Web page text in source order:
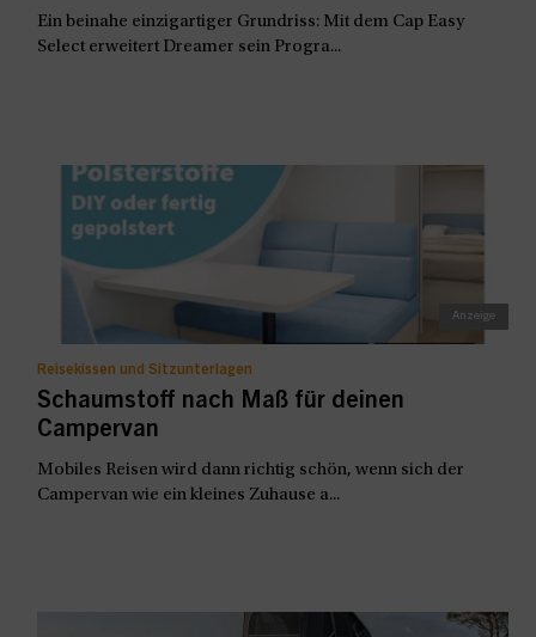
Ein beinahe einzigartiger Grundriss: Mit dem Cap Easy
Select erweitert Dreamer sein Progra...
Reisekissen und Sitzunterlagen
Schaumstoff nach Maß für deinen
Campervan
Mobiles Reisen wird dann richtig schön, wenn sich der
Campervan wie ein kleines Zuhause a...